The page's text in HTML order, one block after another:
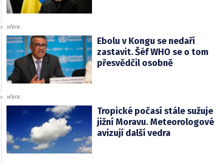
včera
Ebolu v Kongu se nedaří
zastavit. Šéf WHO se o tom
přesvědčil osobně
včera
Tropické počasí stále sužuje
jižní Moravu. Meteorologové
avizují další vedra